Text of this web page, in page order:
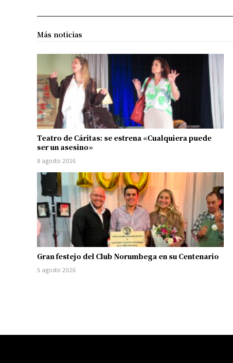
Más noticias
Teatro de Cáritas: se estrena «Cualquiera puede
ser un asesino»
8 agosto 2026
Gran festejo del Club Norumbega en su Centenario
5 agosto 2026